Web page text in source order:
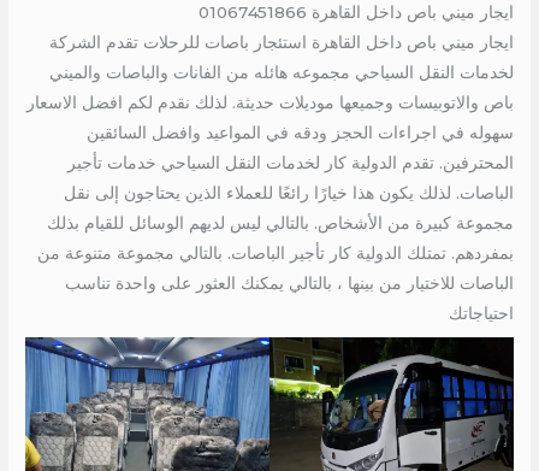
ايجار ميني باص داخل القاهرة 01067451866
ايجار ميني باص داخل القاهرة استئجار باصات للرحلات تقدم الشركة
لخدمات النقل السياحي مجموعه هائله من الفانات والباصات والميني
باص والاتوبيسات وجميعها موديلات حديثة. لذلك نقدم لكم افضل الاسعار
سهوله في اجراءات الحجز ودقه في المواعيد وافضل السائقين
المحترفين. تقدم الدولية كار لخدمات النقل السياحي خدمات تأجير
الباصات. لذلك يكون هذا خيارًا رائعًا للعملاء الذين يحتاجون إلى نقل
مجموعة كبيرة من الأشخاص. بالتالي ليس لديهم الوسائل للقيام بذلك
بمفردهم. تمتلك الدولية كار تأجير الباصات. بالتالي مجموعة متنوعة من
الباصات للاختيار من بينها ، بالتالي يمكنك العثور على واحدة تناسب
احتياجاتك